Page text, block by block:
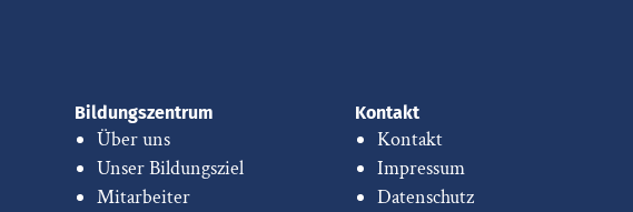
Bildungszentrum
Über uns
Unser Bildungsziel
Mitarbeiter
Kontakt
Kontakt
Impressum
Datenschutz